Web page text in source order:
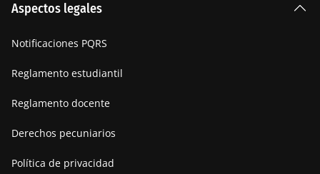
Manifiesto
Aspectos legales
Notificaciones PQRS
Reglamento estudiantil
Reglamento docente
Derechos pecuniarios
Política de privacidad